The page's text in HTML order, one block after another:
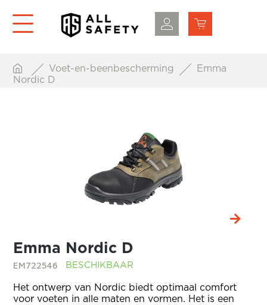
Voet-en-beenbescherming
Emma
Nordic D
Emma Nordic D
EM722546 BESCHIKBAAR
Het ontwerp van Nordic biedt optimaal comfort
voor voeten in alle maten en vormen. Het is een